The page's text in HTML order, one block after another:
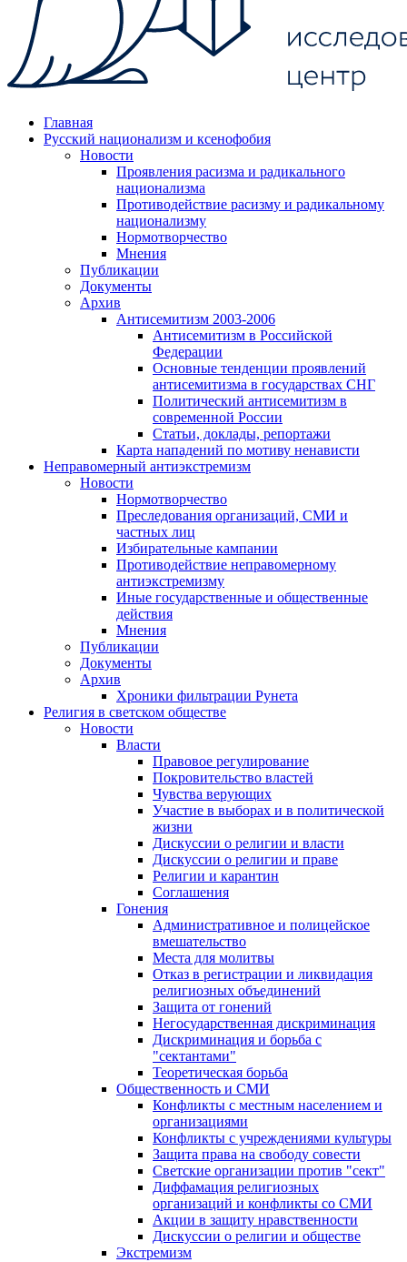
Главная
Русский национализм и ксенофобия
Новости
Проявления расизма и радикального
национализма
Противодействие расизму и радикальному
национализму
Нормотворчество
Мнения
Публикации
Документы
Архив
Антисемитизм 2003-2006
Антисемитизм в Российской
Федерации
Основные тенденции проявлений
антисемитизма в государствах СНГ
Политический антисемитизм в
современной России
Статьи, доклады, репортажи
Карта нападений по мотиву ненависти
Неправомерный антиэкстремизм
Новости
Нормотворчество
Преследования организаций, СМИ и
частных лиц
Избирательные кампании
Противодействие неправомерному
антиэкстремизму
Иные государственные и общественные
действия
Мнения
Публикации
Документы
Архив
Хроники фильтрации Рунета
Религия в светском обществе
Новости
Власти
Правовое регулирование
Покровительство властей
Чувства верующих
Участие в выборах и в политической
жизни
Дискуссии о религии и власти
Дискуссии о религии и праве
Религии и карантин
Соглашения
Гонения
Административное и полицейское
вмешательство
Места для молитвы
Отказ в регистрации и ликвидация
религиозных объединений
Защита от гонений
Негосударственная дискриминация
Дискриминация и борьба с
"сектантами"
Теоретическая борьба
Общественность и СМИ
Конфликты с местным населением и
организациями
Конфликты с учреждениями культуры
Защита права на свободу совести
Светские организации против "сект"
Диффамация религиозных
организаций и конфликты со СМИ
Акции в защиту нравственности
Дискуссии о религии и обществе
Экстремизм